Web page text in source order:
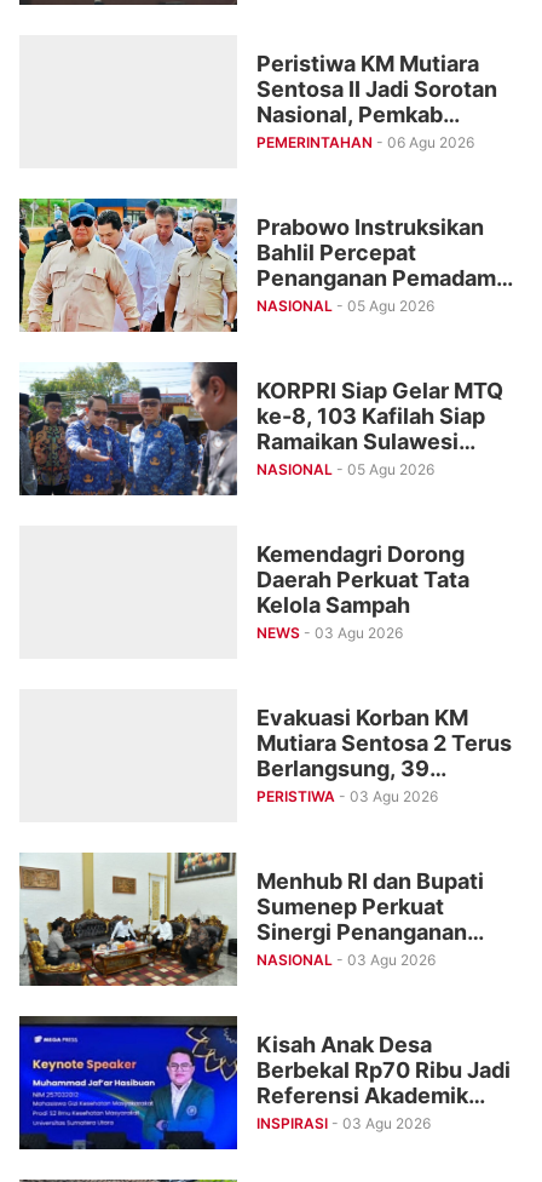
Peristiwa KM Mutiara
Sentosa II Jadi Sorotan
Nasional, Pemkab
Sumenep Percepat
PEMERINTAHAN - 06 Agu 2026
Prabowo Instruksikan
Bahlil Percepat
Penanganan Pemadaman
Listrik di Kalimantan
NASIONAL - 05 Agu 2026
KORPRI Siap Gelar MTQ
ke-8, 103 Kafilah Siap
Ramaikan Sulawesi
Selatan
NASIONAL - 05 Agu 2026
Kemendagri Dorong
Daerah Perkuat Tata
Kelola Sampah
NEWS - 03 Agu 2026
Evakuasi Korban KM
Mutiara Sentosa 2 Terus
Berlangsung, 39
Penumpang Masih Dalam
PERISTIWA - 03 Agu 2026
Menhub RI dan Bupati
Sumenep Perkuat
Sinergi Penanganan
Korban Kebakaran KM
NASIONAL - 03 Agu 2026
Kisah Anak Desa
Berbekal Rp70 Ribu Jadi
Referensi Akademik
Internasional
INSPIRASI - 03 Agu 2026